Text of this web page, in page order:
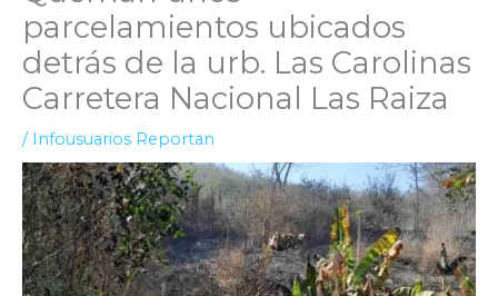
parcelamientos ubicados
detrás de la urb. Las Carolinas
Carretera Nacional Las Raiza
/ Infousuarios Reportan